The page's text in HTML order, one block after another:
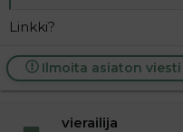
Linkki?
Ilmoita asiaton viesti
vierailija